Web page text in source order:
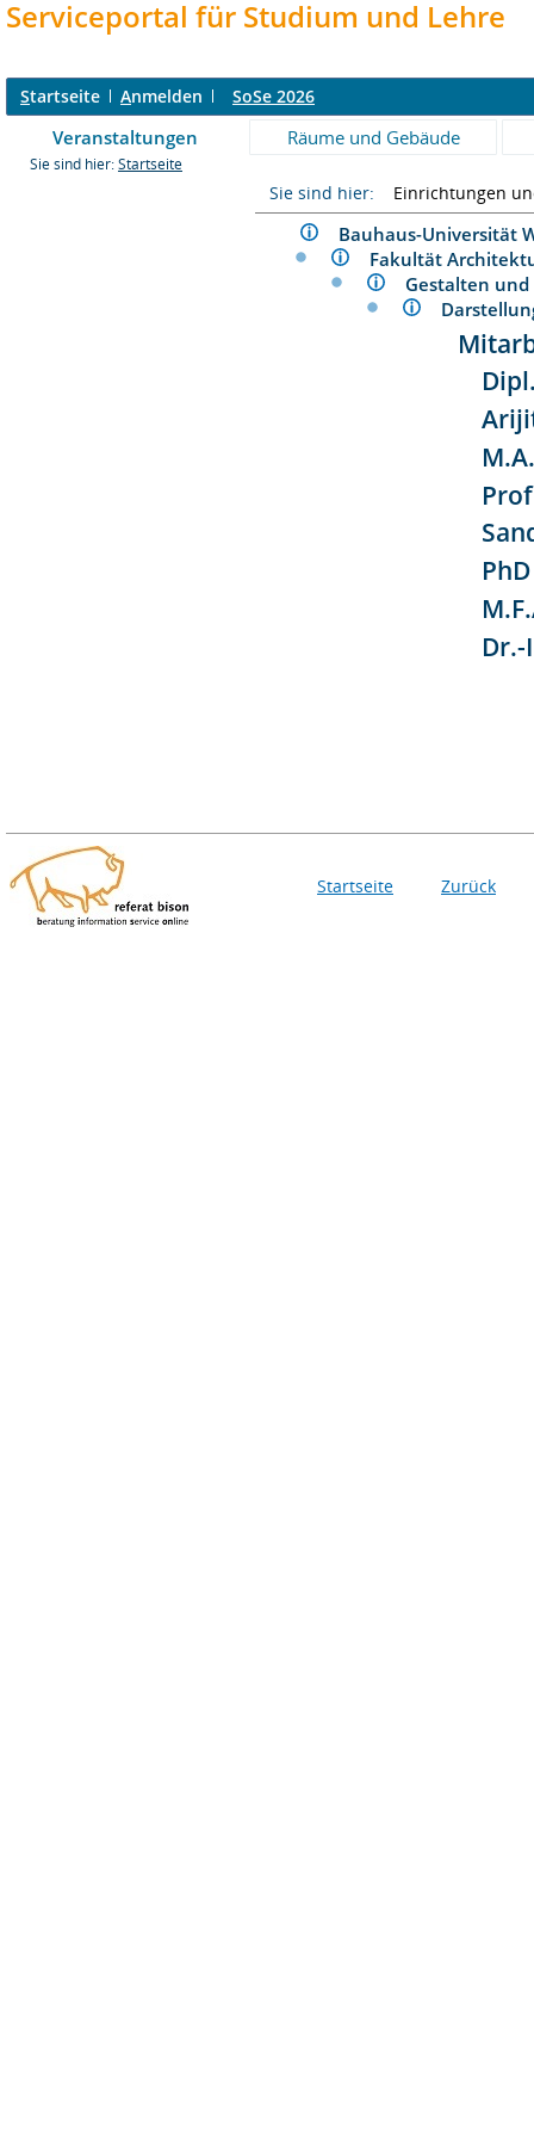
Serviceportal für Studium und Lehre
Startseite Anmelden SoSe 2026
Veranstaltungen Räume und Gebäude
Sie sind hier: Startseite
Sie sind hier: Einrichtungen
Bauhaus-
Fakultät
Gestalten
Startseite Zurück